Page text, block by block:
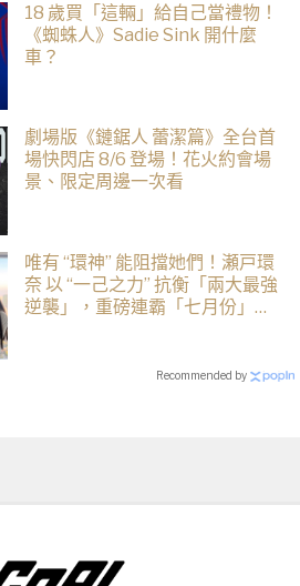
18 歲買「這輛」給自己當禮物！
《蜘蛛人》Sadie Sink 開什麼
車？
劇場版《鏈鋸人 蕾潔篇》全台首
場快閃店 8/6 登場！花火約會場
景、限定周邊一次看
唯有 “環神” 能阻擋她們！瀬戸環
奈 以 “一己之力” 抗衡「兩大最強
逆襲」，重磅連霸「七月份」榜
Recommended by